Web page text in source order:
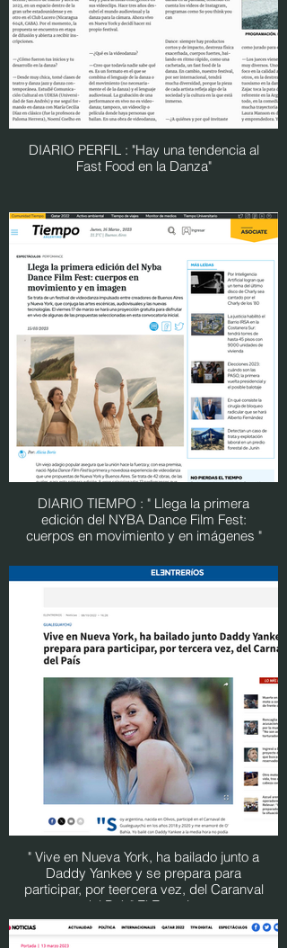
DIARIO PERFIL : "Hay una tendencia al
Fast Food en la Danza"
DIARIO TIEMPO : " Llega la primera
edición del NYBA Dance Film Fest:
cuerpos en movimiento y en imágenes "
" Vive en Nueva York, ha bailado junto a
Daddy Yankee y se prepara para
participar, por teercera vez, del Caranval
del País" El Entrerios